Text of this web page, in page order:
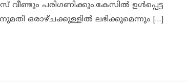
വീണ്ടും പരിഗണിക്കും.കേസില്‍ ഉള്‍പ്പെട്ട
ഒരാഴ്ചക്കുള്ളില്‍ ലഭിക്കുമെന്നും […]